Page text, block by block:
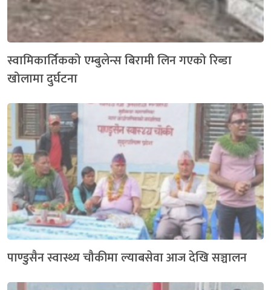
स्वामिकार्तिकको एम्बुलेन्स बिरामी लिन गएको रिब्डा
खोलामा दुर्घटना
पाण्डुसैन स्वास्थ्य चौकीमा ल्याबसेवा आज देखि सञ्चालन